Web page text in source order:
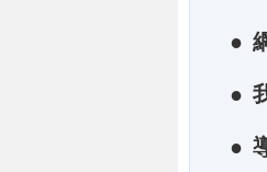
●
●
●